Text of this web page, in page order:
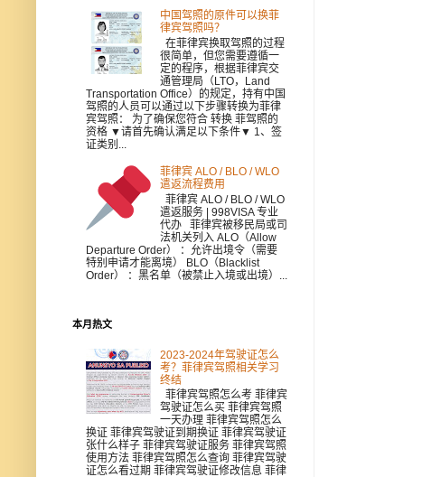
中国驾照的原件可以换菲
律宾驾照吗？
在菲律宾换取驾照的过程
很简单，但您需要遵循一
定的程序，根据菲律宾交
通管理局（LTO，Land
Transportation Office）的规定，持有中国
驾照的人员可以通过以下步骤转换为菲律
宾驾照： 为了确保您符合 转换 菲驾照的
资格 ▼请首先确认满足以下条件▼ 1、签
证类别...
菲律宾 ALO / BLO / WLO
遣返流程费用
菲律宾 ALO / BLO / WLO
遣返服务 | 998VISA 专业
代办 菲律宾被移民局或司
法机关列入 ALO（Allow
Departure Order） ：允许出境令（需要
特别申请才能离境） BLO（Blacklist
Order） ：黑名单（被禁止入境或出境）...
本月热文
2023-2024年驾驶证怎么
考？菲律宾驾照相关学习
终结
菲律宾驾照怎么考 菲律宾
驾驶证怎么买 菲律宾驾照
一天办理 菲律宾驾照怎么
换证 菲律宾驾驶证到期换证 菲律宾驾驶证
张什么样子 菲律宾驾驶证服务 菲律宾驾照
使用方法 菲律宾驾照怎么查询 菲律宾驾驶
证怎么看过期 菲律宾驾驶证修改信息 菲律